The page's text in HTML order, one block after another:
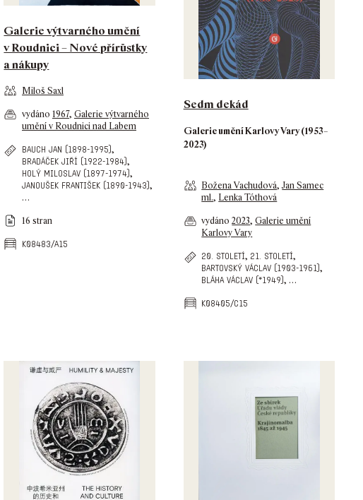
Galerie výtvarného umění
v Roudnici – Nové přírůstky
a nákupy
Miloš Saxl
vydáno 1967, Galerie výtvarného
umění v Roudnici nad Labem
bauch jan (1898-1995),
bradáček jiří (1922-1984),
holý miloslav (1897-1974),
janoušek františek (1890-1943),
…
16 stran
k08483/a15
Sedm dekád
Galerie umění Karlovy Vary (1953–
2023)
Božena Vachudová,Jan Samec
ml., Lenka Tóthová
vydáno2023,Galerie umění
Karlovy Vary
20. století, 21. století,
bartovský václav (1903-1961),
bláha václav (*1949), …
k08405/c15